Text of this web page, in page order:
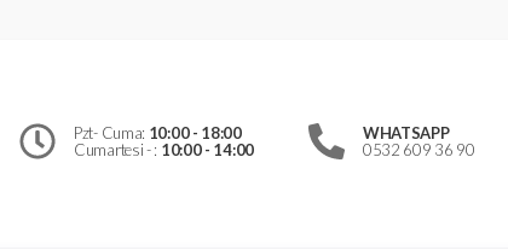
Pzt- Cuma: 10:00 - 18:00
Cumartesi - : 10:00 - 14:00
WHATSAPP
0532 609 36 90